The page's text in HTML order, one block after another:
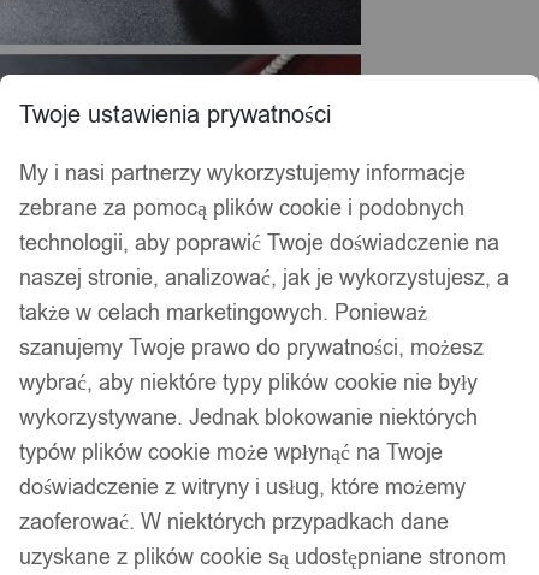
Twoje ustawienia prywatności
My i nasi partnerzy wykorzystujemy informacje
zebrane za pomocą plików cookie i podobnych
technologii, aby poprawić Twoje doświadczenie na
naszej stronie, analizować, jak je wykorzystujesz, a
także w celach marketingowych. Ponieważ
szanujemy Twoje prawo do prywatności, możesz
wybrać, aby niektóre typy plików cookie nie były
wykorzystywane. Jednak blokowanie niektórych
typów plików cookie może wpłynąć na Twoje
doświadczenie z witryny i usług, które możemy
zaoferować. W niektórych przypadkach dane
uzyskane z plików cookie są udostępniane stronom